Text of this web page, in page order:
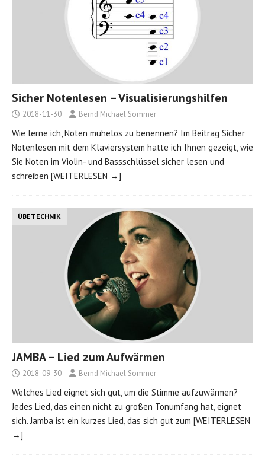
Sicher Notenlesen – Visualisierungshilfen
2018-11-30 Bernd Michael Sommer
Wie lerne ich, Noten mühelos zu benennen? Im Beitrag Sicher
Notenlesen mit dem Klaviersystem hatte ich Ihnen gezeigt, wie
Sie Noten im Violin- und Bassschlüssel sicher lesen und
schreiben [WEITERLESEN →]
ÜBETECHNIK
JAMBA – Lied zum Aufwärmen
2018-09-30 Bernd Michael Sommer
Welches Lied eignet sich gut, um die Stimme aufzuwärmen?
Jedes Lied, das einen nicht zu großen Tonumfang hat, eignet
sich. Jamba ist ein kurzes Lied, das sich gut zum [WEITERLESEN
→]